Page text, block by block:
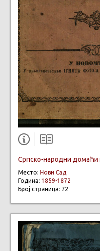
Српско-народни домаћи
Место: Нови Сад
Година: 1859-1872
Број страница: 72